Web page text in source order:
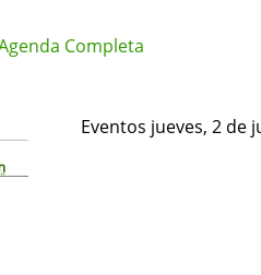
Completa
Eventos jueves, 2 de